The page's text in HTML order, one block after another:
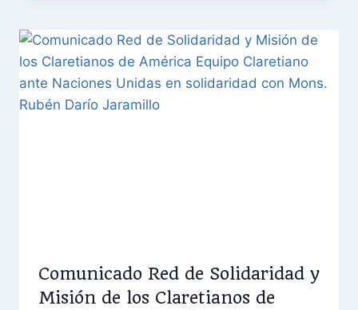
Comunicado Red de Solidaridad y
Misión de los Claretianos de